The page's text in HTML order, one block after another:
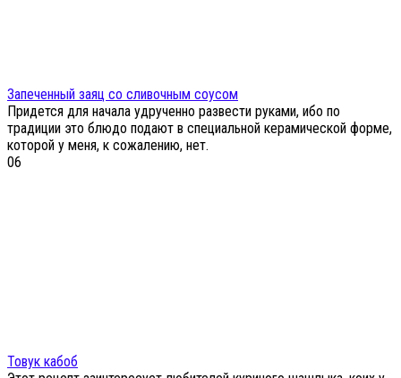
Запеченный заяц со сливочным соусом
Придется для начала удрученно развести руками, ибо по
традиции это блюдо подают в специальной керамической форме,
которой у меня, к сожалению, нет.
06
Товук кабоб